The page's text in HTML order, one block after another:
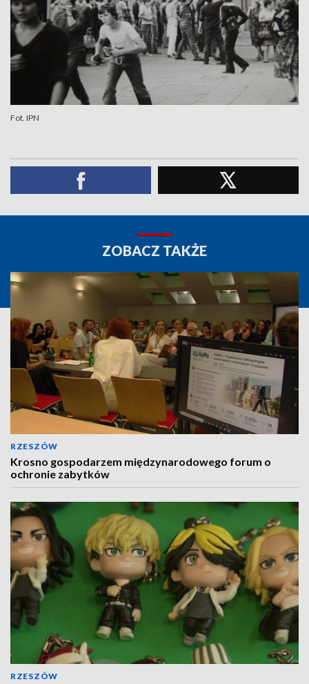
Fot. IPN
ZOBACZ TAKŻE
RZESZÓW
Krosno gospodarzem międzynarodowego forum o
ochronie zabytków
RZESZÓW